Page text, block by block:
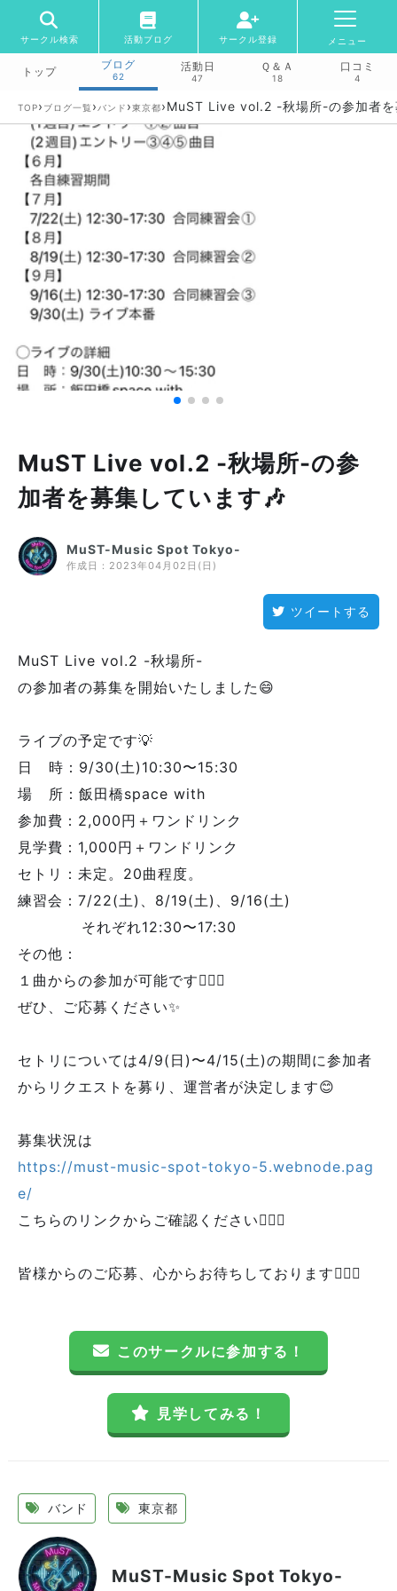
サークル検索 活動ブログ サークル登録 メニュー
トップ
ブログ
62
活動日
47
Ｑ＆Ａ
18
口コミ
4
TOP› ブログ一覧 › バンド ›東京都›MuST Live vol.2 -秋場所-の参加者を
MuST Live vol.2 -秋場所-の参
加者を募集しています🎶
MuST-Music Spot Tokyo-
作成日： 2023年04月02日(日)
ツイートする
MuST Live vol.2 -秋場所-
の参加者の募集を開始いたしました😄
ライブの予定です💡
日 時：9/30(土)10:30〜15:30
場 所：飯田橋space with
参加費：2,000円＋ワンドリンク
見学費：1,000円＋ワンドリンク
セトリ：未定。20曲程度。
練習会：7/22(土)、8/19(土)、9/16(土)
それぞれ12:30〜17:30
その他：
１曲からの参加が可能です🙆🏻‍♂️
ぜひ、ご応募ください✨
セトリについては4/9(日)〜4/15(土)の期間に参加者
からリクエストを募り、運営者が決定します😊
募集状況は
https://must-music-spot-tokyo-5.webnode.pag
e/
こちらのリンクからご確認ください🙆🏻‍♂️
皆様からのご応募、心からお待ちしております🙇🏻‍♂️
このサークルに参加する！
見学してみる！
バンド 東京都
MuST-Music Spot Tokyo-